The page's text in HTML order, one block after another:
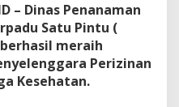
– Dinas Penanaman
Satu Pintu (
berhasil meraih
Perizinan
Kesehatan.